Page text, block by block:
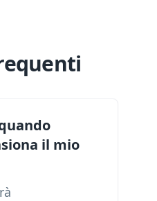
il mio